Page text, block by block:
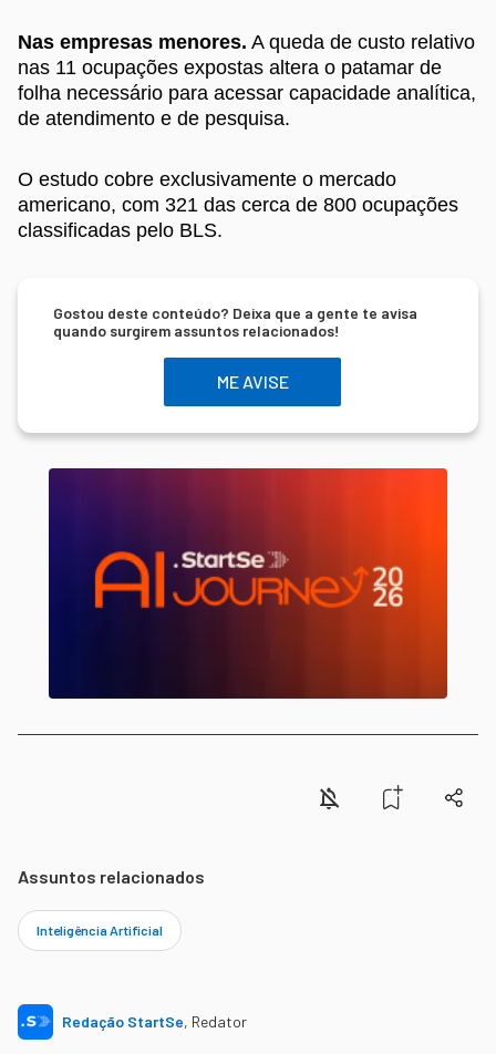
Nas empresas menores. A queda de custo relativo
nas 11 ocupações expostas altera o patamar de
folha necessário para acessar capacidade analítica,
de atendimento e de pesquisa.
O estudo cobre exclusivamente o mercado
americano, com 321 das cerca de 800 ocupações
classificadas pelo BLS.
Gostou deste conteúdo? Deixa que a gente te avisa
quando surgirem assuntos relacionados!
ME AVISE
Assuntos relacionados
Inteligência Artificial
Redação StartSe, Redator